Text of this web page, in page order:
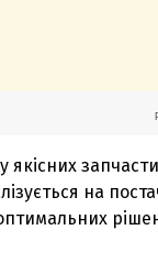
якісних
на